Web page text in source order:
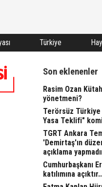
Türkiye
Son eklenenler
Rasim Ozan
yönetmeni?
Terörsüz
Yasa Teklifi"
TGRT Ankara
'Demirtaş'ın
açıklama
Cumhurbaşkanı
katılımına